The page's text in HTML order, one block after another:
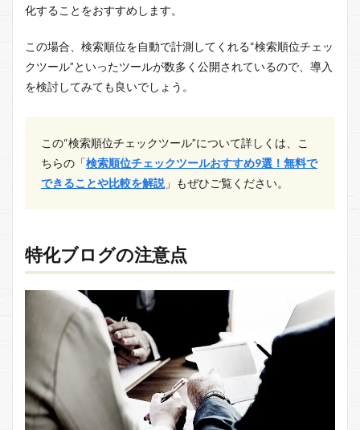
化することをおすすめします。
この場合、検索順位を自動で計測してくれる“検索順位チェッ
クツール”といったツールが数多く公開されているので、導入
を検討してみても良いでしょう。
この“検索順位チェックツール”について詳しくは、こ
ちらの「検索順位チェックツールおすすめ9選！無料で
できることや比較を解説 」もぜひご覧ください。
特化ブログの注意点